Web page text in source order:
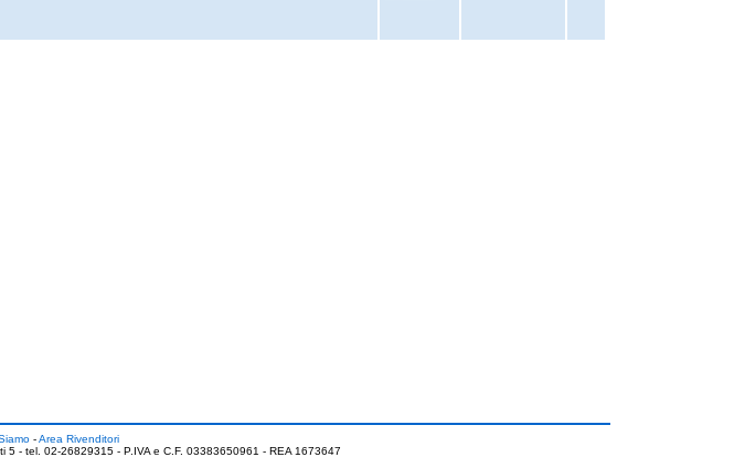
-Area Rivenditori
5 - tel. 02-26829315 - P.IVA e C.F. 03383650961 - REA 1673647